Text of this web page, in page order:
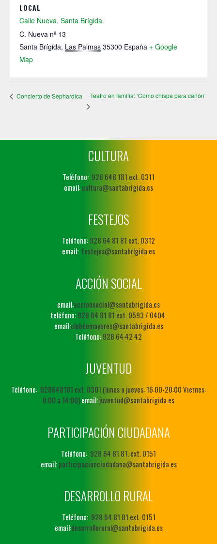
LOCAL
Calle Nueva. Santa Brígida
C. Nueva nº 13
Santa Brígida, Las Palmas 35300 España + Google
Map
Concierto de Sephardica Teatro en familia: ‘Como chispa para cañón’
CULTURA
Teléfono: 928 648 181 ext. 0311
email:cultura@santabrigida.es
FESTEJOS
Teléfono:928 64 81 81 ext. 0312
email: festejos@santabrígida.es
ACCIÓN SOCIAL
email:accionsocial@santabrigida.es
teléfono:928 64 81 81 ext. 0593 / 0404.
email:clubdemayores@santabrigida.es
Teléfono:928 64 42 42
JUVENTUD
Teléfono: 928648181 ext. 0301 (lunes a jueves: 16:00-20:00 Viernes:
8:00 a 14:00)email:juventud@santabrigida.es
PARTICIPACIÓN CIUDADANA
Teléfono: 928 64 81 81. ext. 0151
email:participacionciudadana@santabrigida.es
DESARROLLO RURAL
Teléfono:928 64 81 81 ext. 0151
email:desarrollorural@santabrigida.es